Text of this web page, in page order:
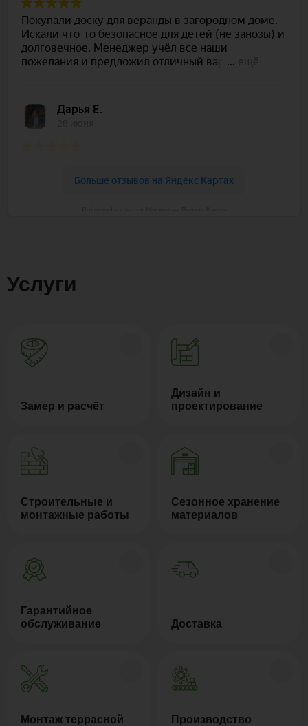
Услуги
Замер и расчёт
Дизайн и
проектирование
Строительные и
монтажные работы
Сезонное хранение
материалов
Гарантийное
обслуживание
Доставка
Монтаж террасной
Производство